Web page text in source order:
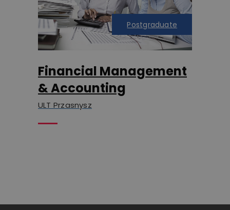
Postgraduate
Financial Management
& Accounting
ULT Przasnysz